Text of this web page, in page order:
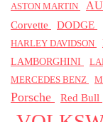
ASTON MARTIN
Corvette DODGE
HARLEY DAVIDSON
LAMBORGHINI
MERCEDES BENZ
Porsche Red Bull